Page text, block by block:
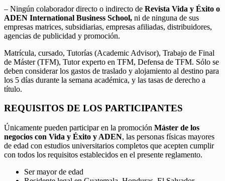
– Ningún colaborador directo o indirecto de Revista Vida y Éxito o
ADEN International Business School, ni de ninguna de sus
empresas matrices, subsidiarias, empresas afiliadas, distribuidores,
agencias de publicidad y promoción.
Matrícula, cursado, Tutorías (Academic Advisor), Trabajo de Final
de Máster (TFM), Tutor experto en TFM, Defensa de TFM. Sólo se
deben considerar los gastos de traslado y alojamiento al destino para
los 5 días durante la semana académica, y las tasas de derecho a
título.
REQUISITOS DE LOS PARTICIPANTES
Únicamente pueden participar en la promoción Máster de los
negocios con Vida y Éxito y ADEN, las personas físicas mayores
de edad con estudios universitarios completos que acepten cumplir
con todos los requisitos establecidos en el presente reglamento.
Ser mayor de edad